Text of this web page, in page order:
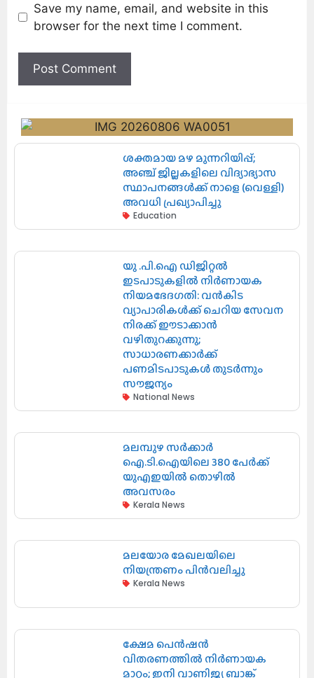
Save my name, email, and website in this
browser for the next time I comment.
ശക്തമായ മഴ മുന്നറിയിപ്പ്;
അഞ്ച് ജില്ലകളിലെ വിദ്യാഭ്യാസ
സ്ഥാപനങ്ങൾക്ക് നാളെ (വെള്ളി)
അവധി പ്രഖ്യാപിച്ചു
Education
യു .പി.ഐ ഡിജിറ്റൽ
ഇടപാടുകളിൽ നിർണായക
നിയമഭേദഗതി: വൻകിട
വ്യാപാരികൾക്ക് ചെറിയ സേവന
നിരക്ക് ഈടാക്കാൻ
വഴിതുറക്കുന്നു;
സാധാരണക്കാർക്ക്
പണമിടപാടുകൾ തുടർന്നും
സൗജന്യം
National News
മലമ്പുഴ സർക്കാർ
ഐ.ടി.ഐയിലെ 380 പേർക്ക്
യുഎഇയിൽ തൊഴിൽ
അവസരം
Kerala News
മലയോര മേഖലയിലെ
നിയന്ത്രണം പിൻവലിച്ചു
Kerala News
ക്ഷേമ പെൻഷൻ
വിതരണത്തിൽ നിർണായക
മാറ്റം; ഇനി വാണിജ്യ ബാങ്ക്